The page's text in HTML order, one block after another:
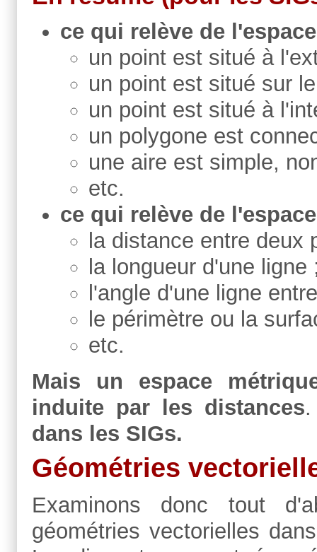
ce qui relève de
un point est situé à
un point est situé sur
un point est situé à
un polygone est
une aire est simple,
etc.
ce qui relève de
la distance entre deux
la longueur d'une ligne
l'angle d'une ligne
le périmètre ou la
etc.
Mais un espace
induite par les distances
dans les SIGs.
Géométries
Examinons donc tout
géométries vectorielles